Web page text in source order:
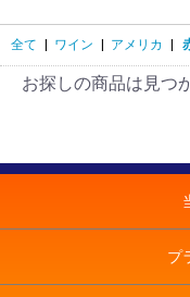
全て ワイン アメリカ
お探しの商品は見つ
プ